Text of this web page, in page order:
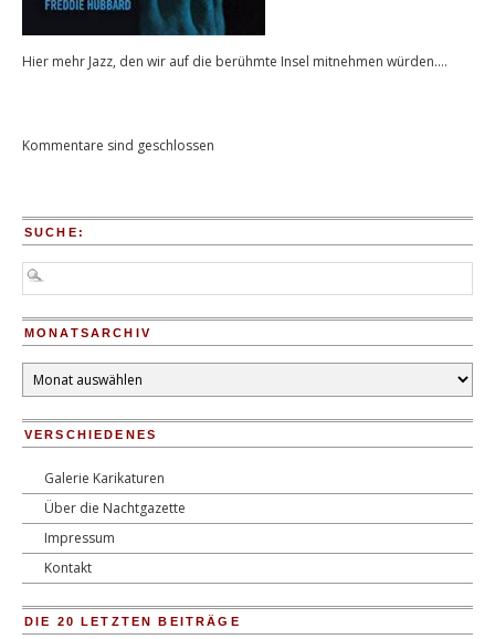
Hier mehr Jazz, den wir auf die berühmte Insel mitnehmen würden….
Kommentare sind geschlossen
SUCHE:
MONATSARCHIV
Monatsarchiv
VERSCHIEDENES
Galerie Karikaturen
Über die Nachtgazette
Impressum
Kontakt
DIE 20 LETZTEN BEITRÄGE